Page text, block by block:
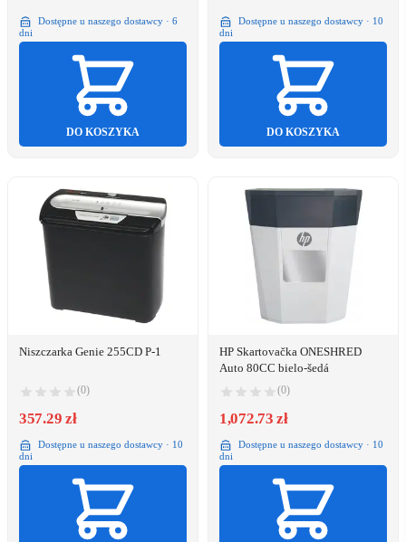
Dostępne u naszego dostawcy · 6
dni
DO KOSZYKA
Dostępne u naszego dostawcy · 10
dni
DO KOSZYKA
Niszczarka Genie 255CD P-1
(0)
357.29 zł
Dostępne u naszego dostawcy · 10
dni
HP Skartovačka ONESHRED
Auto 80CC bielo-šedá
(0)
1,072.73 zł
Dostępne u naszego dostawcy · 10
dni